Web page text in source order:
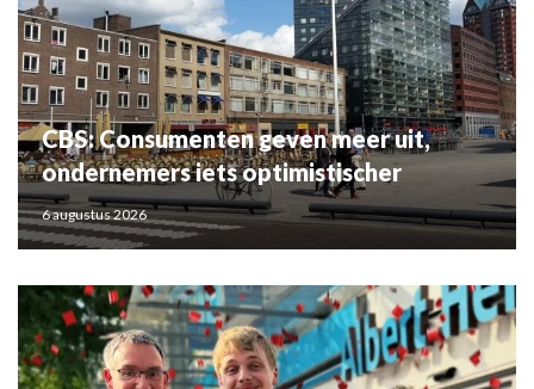
CBS: Consumenten geven meer uit,
ondernemers iets optimistischer
6 augustus 2026